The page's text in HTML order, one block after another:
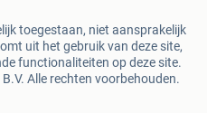
toegestaan, niet aansprakelijk
uit het gebruik van deze site,
functionaliteiten op deze site.
Alle rechten voorbehouden.